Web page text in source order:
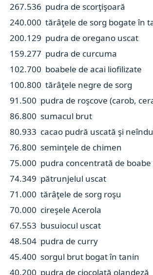
267.536 pudra de scorţişoară
240.000 tărâţele de sorg bogate în
200.129 pudra de oregano uscat
159.277 pudra de curcuma
102.700 boabele de acai liofilizate
100.800 tărâţele negre de sorg
91.500 pudra de roşcove (carob,
86.800 sumacul brut
80.933 cacao pudră uscată şi
76.800 seminţele de
75.000 pudra concentrată de boabe
74.349 pătrunjelul uscat
71.000 tărâţele de sorg roşu
70.000 cireşele Acerola
67.553 busuiocul uscat
48.504 pudra de curry
45.400 sorgul brut bogat în tanin
40.200 pudra de ciocolată olandeză